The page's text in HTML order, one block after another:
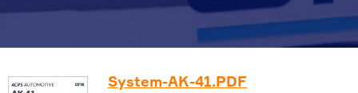
System-AK-41.PDF